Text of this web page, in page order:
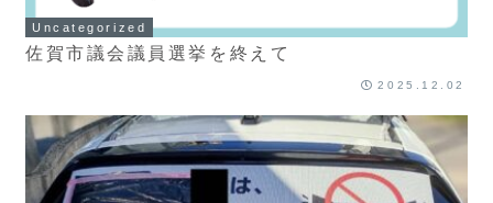
Uncategorized
佐賀市議会議員選挙を終えて
2025.12.02